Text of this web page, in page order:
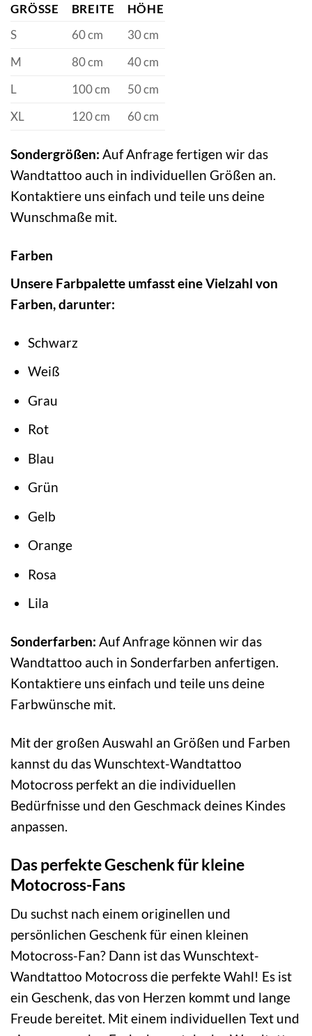
GRÖSSE BREITE
HÖHE
S
60 cm
30 cm
M
80 cm
40 cm
L
100 cm
50 cm
XL
120 cm 60 cm
Sondergrößen: Auf Anfrage fertigen wir das
Wandtattoo auch in individuellen Größen an.
Kontaktiere uns einfach und teile uns deine
Wunschmaße mit.
Farben
Unsere Farbpalette umfasst eine Vielzahl von
Farben, darunter:
Schwarz
Weiß
Grau
Rot
Blau
Grün
Gelb
Orange
Rosa
Lila
Sonderfarben: Auf Anfrage können wir das
Wandtattoo auch in Sonderfarben anfertigen.
Kontaktiere uns einfach und teile uns deine
Farbwünsche mit.
Mit der großen Auswahl an Größen und Farben
kannst du das Wunschtext-Wandtattoo
Motocross perfekt an die individuellen
Bedürfnisse und den Geschmack deines Kindes
anpassen.
Das perfekte Geschenk für kleine
Motocross-Fans
Du suchst nach einem originellen und
persönlichen Geschenk für einen kleinen
Motocross-Fan? Dann ist das Wunschtext-
Wandtattoo Motocross die perfekte Wahl! Es ist
ein Geschenk, das von Herzen kommt und lange
Freude bereitet. Mit einem individuellen Text und